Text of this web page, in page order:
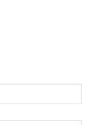
kim nhôm khác
này trong các ứng
một hợp kim thuộc
giá toàn diện,
cơ học, khả năng
thực tế sẽ giúp